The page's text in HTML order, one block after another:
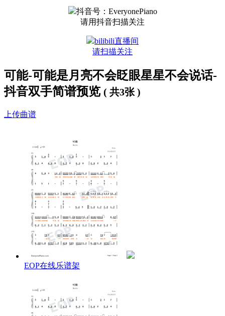
抖音号：EveryonePiano
请用抖音扫描关注
bilibili直播间
请扫描关注
可能-可能是月亮不会眨眼星星不会说话-
抖音双手简谱预览 ( 共3张 )
上传曲谱
EOP在线乐谱架